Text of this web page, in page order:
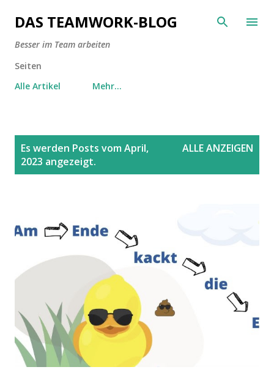
Direkt zum Hauptbereich
DAS TEAMWORK-BLOG
Besser im Team arbeiten
Seiten
Alle Artikel
Mehr…
Es werden Posts vom April,
2023 angezeigt.
ALLE ANZEIGEN